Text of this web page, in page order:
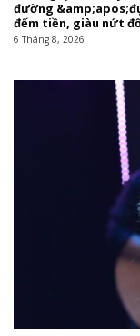
đường
đếm tiền, giàu nứt
6 Tháng 8, 2026